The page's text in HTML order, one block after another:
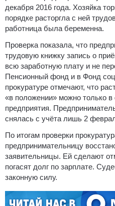
декабря 2016 года. Хозяйка
порядке расторгла с ней
работница была беременна.
Проверка показала, что
трудовую книжку запись о
всю заработную плату и не
Пенсионный фонд и в Фонд
прокуратуре отмечают, что
«в положении» можно только
предприятия.
снялась с учёта лишь 2
По итогам проверки
предпринимательницу
заявительницы. Ей сделают
погасят долг по зарплате.
законную силу.